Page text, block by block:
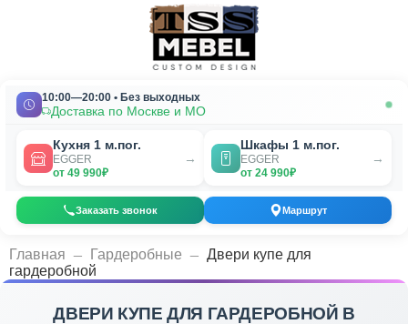
10:00—20:00 • Без выходных
Доставка по Москве и МО
Кухня 1 м.пог.
EGGER
от 49 990₽
→
Шкафы 1 м.пог.
EGGER
от 24 990₽
→
Заказать звонок Маршрут
Главная Гардеробные
Двери купе для
гардеробной
ДВЕРИ КУПЕ ДЛЯ ГАРДЕРОБНОЙ В